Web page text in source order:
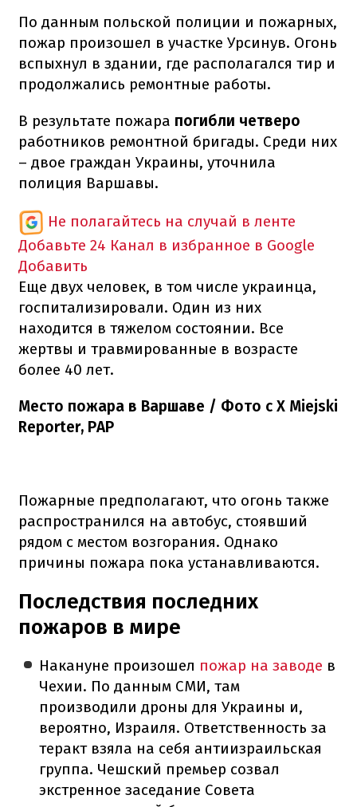
По данным польской полиции и пожарных,
пожар произошел в участке Урсинув. Огонь
вспыхнул в здании, где располагался тир и
продолжались ремонтные работы.
В результате пожара погибли четверо
работников ремонтной бригады. Среди них
– двое граждан Украины, уточнила
полиция Варшавы.
Не полагайтесь на случай в ленте
Добавьте 24 Канал в избранное в Google
Добавить
Еще двух человек, в том числе украинца,
госпитализировали. Один из них
находится в тяжелом состоянии. Все
жертвы и травмированные в возрасте
более 40 лет.
Место пожара в Варшаве / Фото с X Miejski
Reporter, PAP
Пожарные предполагают, что огонь также
распространился на автобус, стоявший
рядом с местом возгорания. Однако
причины пожара пока устанавливаются.
Последствия последних
пожаров в мире
Накануне произошел пожар на заводе в
Чехии. По данным СМИ, там
производили дроны для Украины и,
вероятно, Израиля. Ответственность за
теракт взяла на себя антиизраильская
группа. Чешский премьер созвал
экстренное заседание Совета